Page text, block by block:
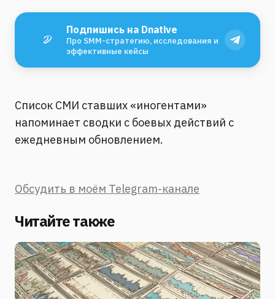
Подпишись на Dnative
Про SMM-стратегию, исследования и
эффективные кейсы
Список СМИ ставших «иногентами»
напоминает сводки с боевых действий с
ежедневным обновлением.
Обсудить в моём Telegram-канале
Читайте также